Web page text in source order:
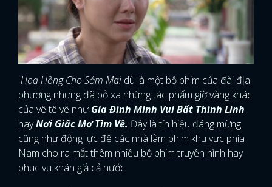
Hoa Hồng Cho Sớm Mai dù là một bộ phim của đài địa
phương nhưng đã bỏ xa những tác phẩm giờ vàng khác
của vê tê vê như Gia Đình Mình Vui Bất Thình Lình
hayNơi Giấc Mơ Tìm Về. Đây là tín hiệu đáng mừng
cũng như động lực để các nhà làm phim khu vực phía
Nam cho ra mắt thêm nhiều bộ phim truyền hình hay
phục vụ khán giả cả nước.